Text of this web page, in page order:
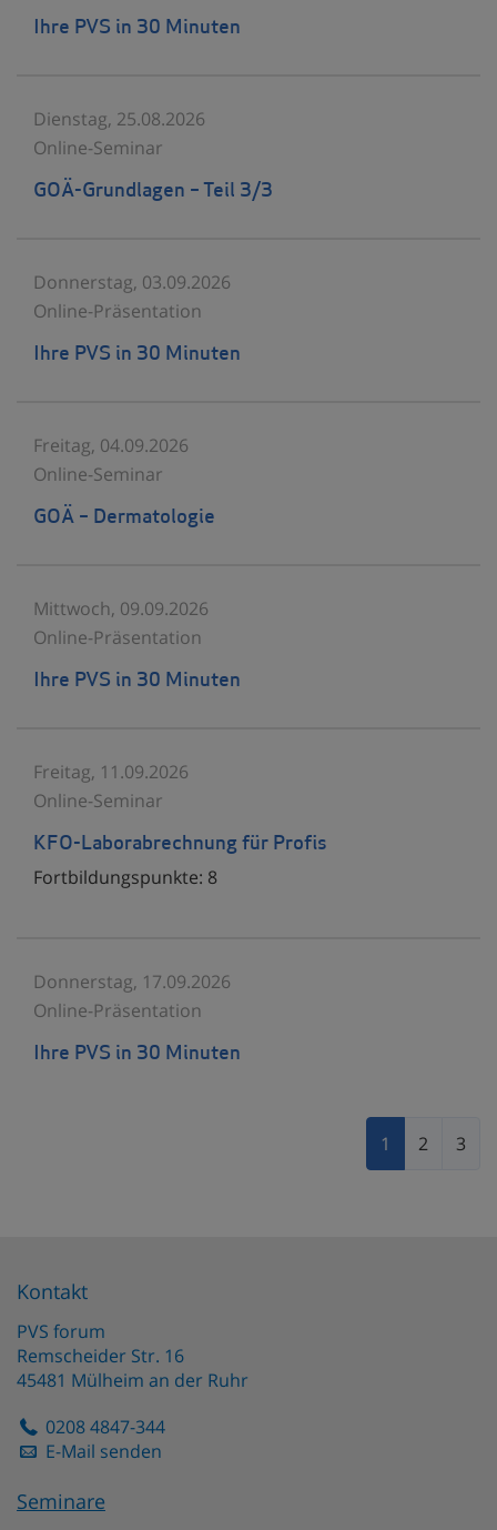
Ihre PVS in 30 Minuten
Dienstag, 25.08.2026
Online-Seminar
GOÄ-Grundlagen – Teil 3/3
Donnerstag, 03.09.2026
Online-Präsentation
Ihre PVS in 30 Minuten
Freitag, 04.09.2026
Online-Seminar
GOÄ – Dermatologie
Mittwoch, 09.09.2026
Online-Präsentation
Ihre PVS in 30 Minuten
Freitag, 11.09.2026
Online-Seminar
KFO-Laborabrechnung für Profis
Fortbildungspunkte: 8
Donnerstag, 17.09.2026
Online-Präsentation
Ihre PVS in 30 Minuten
1 2 3
Kontakt
PVS forum
Remscheider Str. 16
45481 Mülheim an der Ruhr
0208 4847-344
E-Mail senden
Seminare